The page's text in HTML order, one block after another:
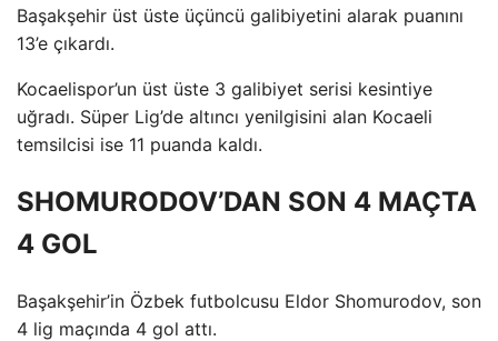
Başakşehir üst üste üçüncü galibiyetini alarak puanını
13’e çıkardı.
Kocaelispor’un üst üste 3 galibiyet serisi kesintiye
uğradı. Süper Lig’de altıncı yenilgisini alan Kocaeli
temsilcisi ise 11 puanda kaldı.
SHOMURODOV’DAN SON 4 MAÇTA
4 GOL
Başakşehir’in Özbek futbolcusu Eldor Shomurodov, son
4 lig maçında 4 gol attı.